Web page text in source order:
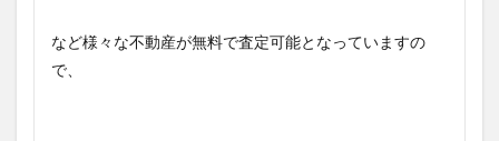
など様々な不動産が無料で査定可能となっていますの
で、